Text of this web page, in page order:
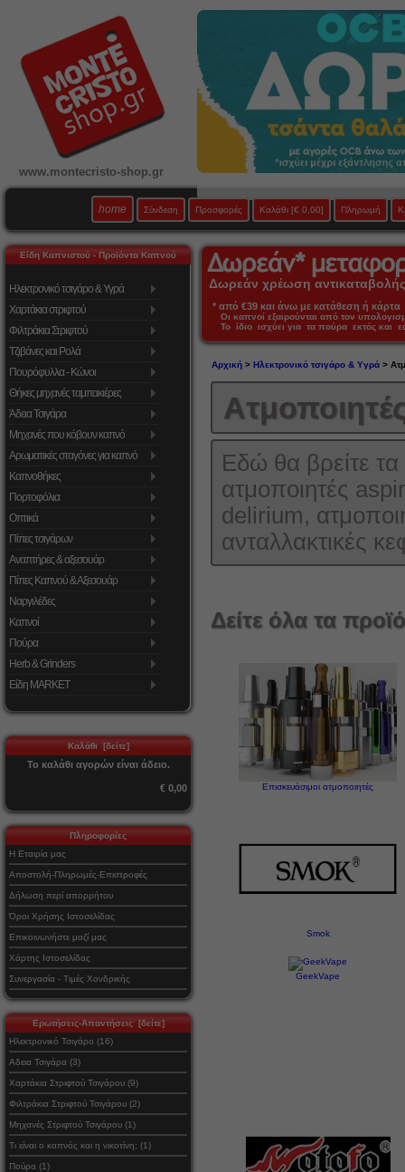
www.montecristo-shop.gr
home Σύνδεση Προσφορές Καλάθι [€ 0,00] Πληρωμή
Είδη Καπνιστού - Προϊόντα Καπνού
Ηλεκτρονικό τσιγάρο & Υγρά
Χαρτάκια στριφτού
Φιλτράκια Στριφτού
Τζιβάνες και Ρολά
Πουρόφυλλα - Κώνοι
Θήκες μηχανές ταμπακιέρες
Άδεια Τσιγάρα
Μηχανές που κόβουν καπνό
Αρωματικές σταγόνες για καπνό
Καπνοθήκες
Πορτοφόλια
Οπτικά
Πίπες τσιγάρων
Αναπτήρες & αξεσουάρ
Πίπες Καπνού & Αξεσουάρ
Ναργιλέδες
Καπνοί
Πούρα
Herb & Grinders
Είδη MARKET
Καλάθι [δείτε]
Το καλάθι αγορών είναι άδειο.
€ 0,00
Πληροφορίες
Η Εταιρία μας
Αποστολή-Πληρωμές-Επιστροφές
Δήλωση περί απορρήτου
Όροι Χρήσης Ιστοσελίδας
Επικοινωνήστε μαζί μας
Χάρτης Ιστοσελίδας
Συνεργασία - Τιμές Χονδρικής
Ερωτήσεις-Απαντήσεις [δείτε]
Ηλεκτρονικό Τσιγάρο (16)
Αδεια Τσιγάρα (3)
Χαρτάκια Στριφτού Τσιγάρου (9)
Φιλτράκια Στριφτού Τσιγάρου (2)
Μηχανές Στριφτού Τσιγάρου (1)
Τι είναι ο καπνός και η νικοτίνη; (1)
Πούρα (1)
Δωρεάν χρέωση
* από €39 και άνω με κατάθεση ή
Οι καπνοί εξαιρούνται από τον
Το ίδιο ισχύει για τα πούρα εκτός και
Αρχική> Ηλεκτρονικό τσιγάρο & Υγρά>
Εδώ θα βρείτε τα
ατμοποιητές
delirium,
ανταλλακτικές
Δείτε όλα τα
Επισκευάσιμοι ατμοποιητές
Smok
GeekVape